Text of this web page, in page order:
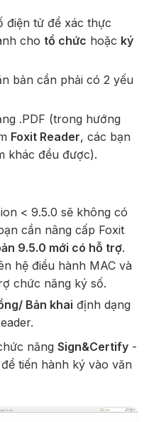
điện tử để xác thực
cho tổ chức hoặc ký
bản cần phải có 2 yếu
.PDF (trong hướng
Foxit Reader, các bạn
khác đều được).
< 9.5.0 sẽ không có
cần nâng cấp Foxit
9.5.0 mới có hỗ trợ.
hệ điều hành MAC và
chức năng ký số.
Bản khai định dạng
năng Sign&Certify-
tiến hành ký vào văn